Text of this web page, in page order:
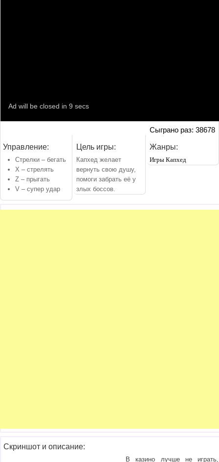
Сыграно раз: 38678
Управление:
Стрелки – бегать
X – стрелять
Z – прыгать
V – супер удар
Цель игры:
Капхед желает
вернуть свою душу,
помоги забрать её у
злых боссов.
Жанры:
Игры Капхед
Скриншот и описание:
В казино лучше не играть,